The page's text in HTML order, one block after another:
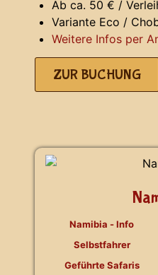
Ab ca. 50 € /
Variante Eco /
Weitere Infos per
ZUR BUCHUNG
Namibia - Info
Selbstfahrer
Geführte Safaris